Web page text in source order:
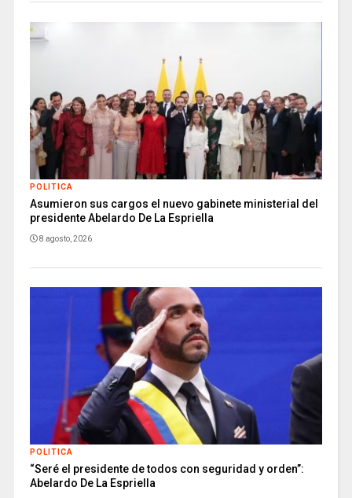
POLITICA
Asumieron sus cargos el nuevo gabinete ministerial del
presidente Abelardo De La Espriella
8 agosto, 2026
POLITICA
“Seré el presidente de todos con seguridad y orden”:
Abelardo De La Espriella